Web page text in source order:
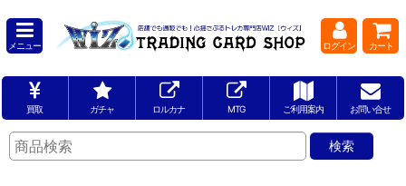
メニュー ログイン カート
買取 ガチャ ロルカナ MTG ご利用案内 お問い合せ